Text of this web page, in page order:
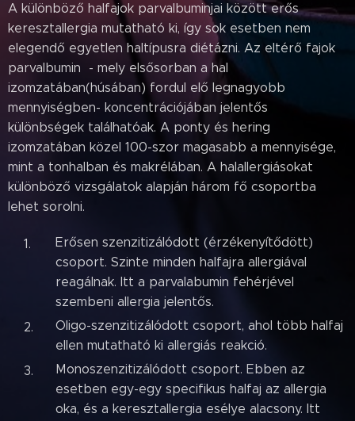
A különböző halfajok parvalbuminjai között erős
keresztallergia mutatható ki, így sok esetben nem
elegendő egyetlen haltípusra diétázni. Az eltérő fajok
parvalbumin - mely elsősorban a hal
izomzatában(húsában) fordul elő legnagyobb
mennyiségben- koncentrációjában jelentős
különbségek találhatóak. A ponty és hering
izomzatában közel 100-szor magasabb a mennyisége,
mint a tonhalban és makrélában. A halallergiásokat
különböző vizsgálatok alapján három fő csoportba
lehet sorolni.
Erősen szenzitizálódott (érzékenyítődött)
csoport. Szinte minden halfajra allergiával
reagálnak. Itt a parvalabumin fehérjével
szembeni allergia jelentős.
Oligo-szenzitizálódott csoport, ahol több halfaj
ellen mutatható ki allergiás reakció.
Monoszenzitizálódott csoport. Ebben az
esetben egy-egy specifikus halfaj az allergia
oka, és a keresztallergia esélye alacsony. Itt